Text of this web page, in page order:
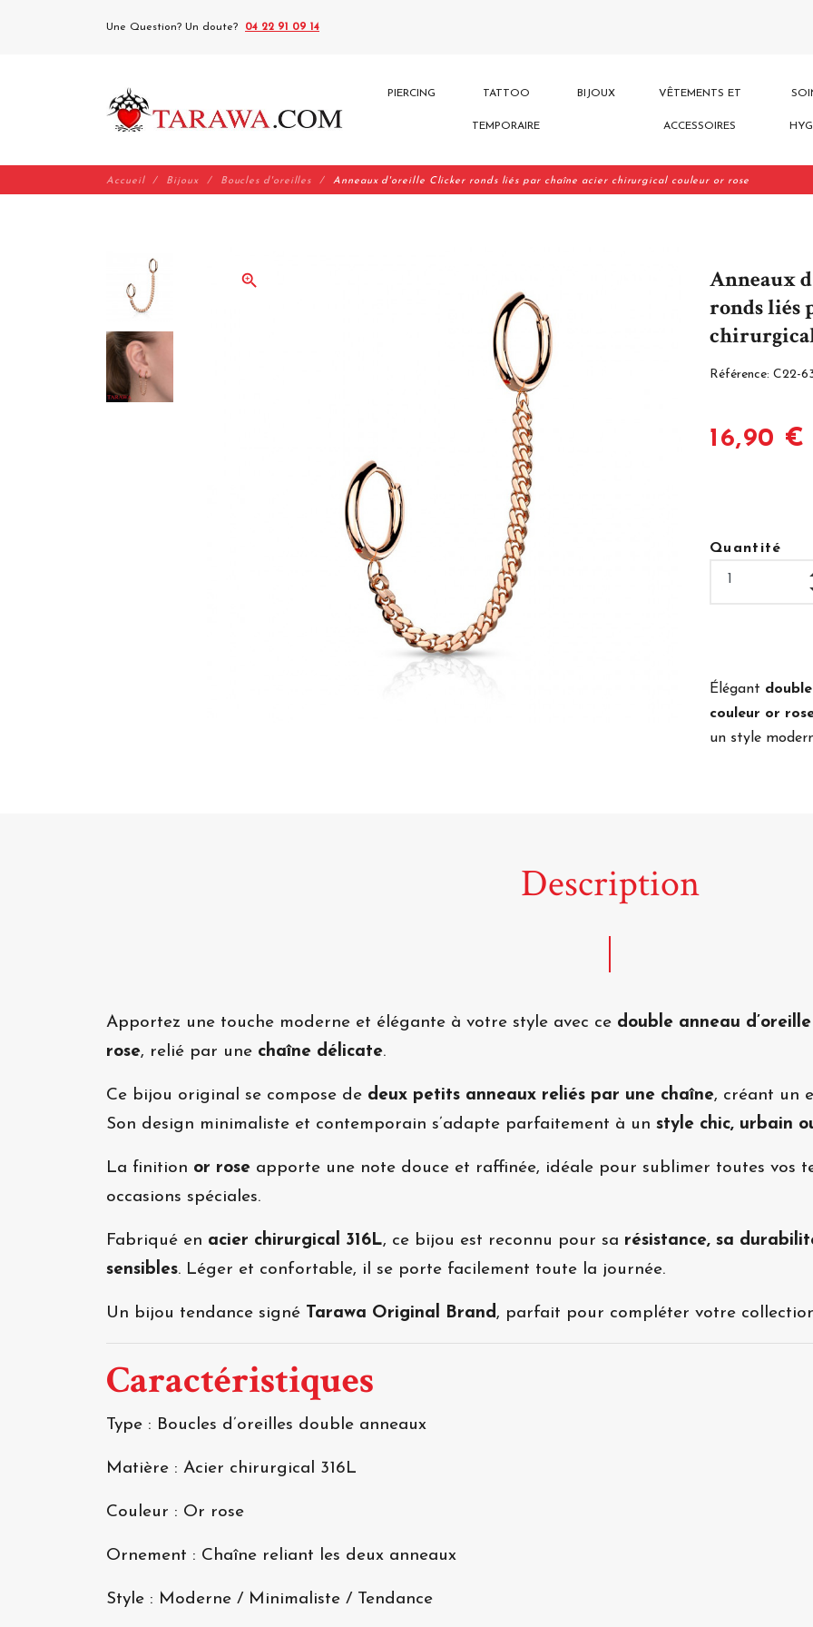
Une Question? Un doute? 04 22 91 09 14
PIERCING TATTOO
TEMPORAIRE
BIJOUX VÊTEMENTS ET
ACCESSOIRES
Accueil Bijoux Boucles d'oreilles Anneaux d'oreille Clicker ronds liés par chaîne acier chirurgical couleur or rose
zoom_in
Anneaux
ronds liés
Référence: C22-
16,90 €
Quantité
Élégant
couleur or
un style
Description
Apportez une touche moderne et élégante à votre style avec ce double anneau
rose, relié par une chaîne délicate.
Ce bijou original se compose de deux petits anneaux reliés par une chaîne, créant un
Son design minimaliste et contemporain s’adapte parfaitement à un style chic, urbain
La finition or rose apporte une note douce et raffinée, idéale pour sublimer toutes vos
occasions spéciales.
Fabriqué en acier chirurgical 316L, ce bijou est reconnu pour sa résistance, sa
sensibles. Léger et confortable, il se porte facilement toute la journée.
Un bijou tendance signé Tarawa Original Brand, parfait pour compléter votre
Caractéristiques
Type : Boucles d’oreilles double anneaux
Matière : Acier chirurgical 316L
Couleur : Or rose
Ornement : Chaîne reliant les deux anneaux
Style : Moderne / Minimaliste / Tendance